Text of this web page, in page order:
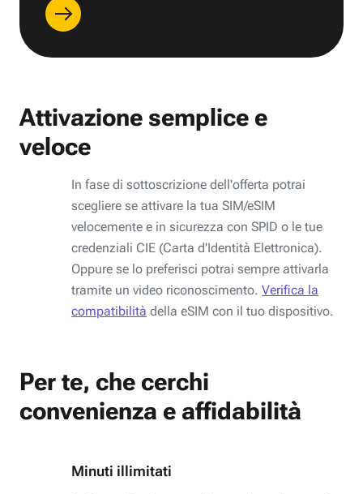
Attivazione semplice e
veloce
In fase di sottoscrizione dell'offerta potrai
scegliere se attivare la tua SIM/eSIM
velocemente e in sicurezza con SPID o le tue
credenziali CIE (Carta d'Identità Elettronica).
Oppure se lo preferisci potrai sempre attivarla
tramite un video riconoscimento. Verifica la
compatibilità della eSIM con il tuo dispositivo.
Per te, che cerchi
convenienza e affidabilità
Minuti illimitati